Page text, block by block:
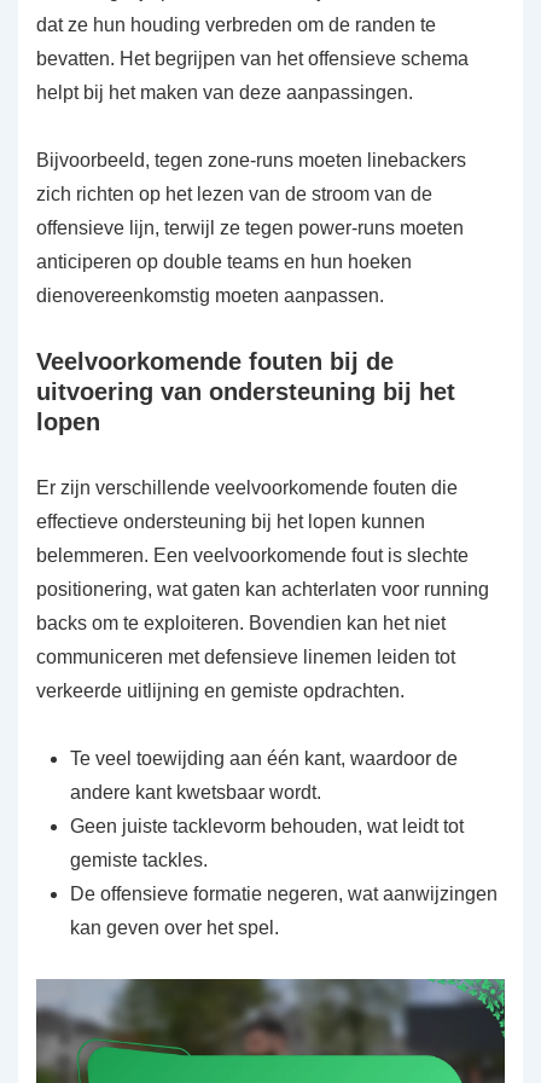
dat ze hun houding verbreden om de randen te
bevatten. Het begrijpen van het offensieve schema
helpt bij het maken van deze aanpassingen.
Bijvoorbeeld, tegen zone-runs moeten linebackers
zich richten op het lezen van de stroom van de
offensieve lijn, terwijl ze tegen power-runs moeten
anticiperen op double teams en hun hoeken
dienovereenkomstig moeten aanpassen.
Veelvoorkomende fouten bij de
uitvoering van ondersteuning bij het
lopen
Er zijn verschillende veelvoorkomende fouten die
effectieve ondersteuning bij het lopen kunnen
belemmeren. Een veelvoorkomende fout is slechte
positionering, wat gaten kan achterlaten voor running
backs om te exploiteren. Bovendien kan het niet
communiceren met defensieve linemen leiden tot
verkeerde uitlijning en gemiste opdrachten.
Te veel toewijding aan één kant, waardoor de
andere kant kwetsbaar wordt.
Geen juiste tacklevorm behouden, wat leidt tot
gemiste tackles.
De offensieve formatie negeren, wat aanwijzingen
kan geven over het spel.